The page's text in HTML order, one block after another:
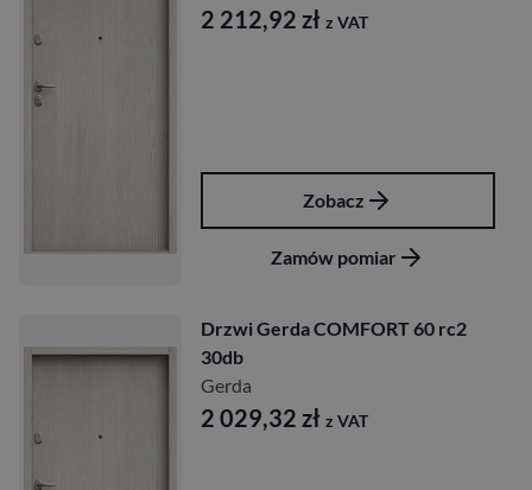
2 212,92 zł z VAT
Zobacz
Zamów pomiar
Drzwi Gerda COMFORT 60 rc2
30db
Gerda
2 029,32 zł z VAT